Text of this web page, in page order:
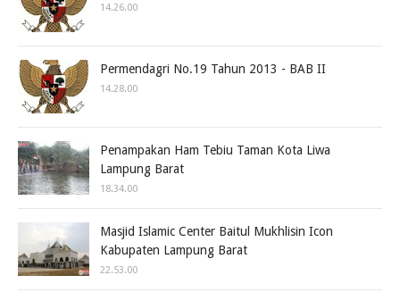
14.26.00
Permendagri No.19 Tahun 2013 - BAB II
14.28.00
Penampakan Ham Tebiu Taman Kota Liwa
Lampung Barat
18.34.00
Masjid Islamic Center Baitul Mukhlisin Icon
Kabupaten Lampung Barat
22.53.00